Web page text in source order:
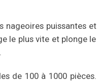
nageoires puissantes et
le plus vite et plonge le
de 100 à 1000 pièces.